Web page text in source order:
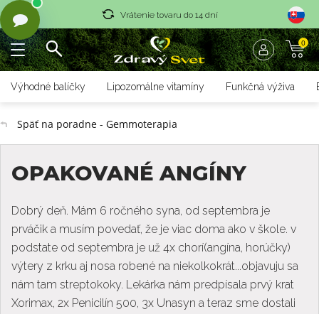
Vrátenie tovaru do 14 dní
Rýchle dodanie <36 hod 0
Výhodné balíčky Lipozomálne vitamíny Funkčná výživa
Späť na poradne - Gemmoterapia
OPAKOVANÉ ANGÍNY
Dobrý deň. Mám 6 ročného syna, od septembra je
prváčik a musím povedať, že je viac doma ako v škole. v
podstate od septembra je už 4x chorí(angína, horúčky)
výtery z krku aj nosa robené na niekolkokrát...objavuju sa
nám tam streptokoky. Lekárka nám predpísala prvý krat
Xorimax, 2x Penicilín 500, 3x Unasyn a teraz sme dostali